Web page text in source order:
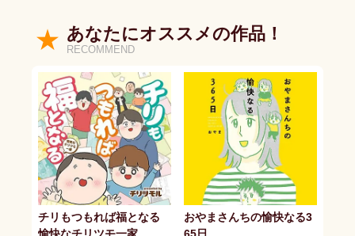
あなたにオススメの作品！
RECOMMEND
チリもつもれば福となる
愉快なチリツモ一家
おやまさんちの愉快なる3
65日